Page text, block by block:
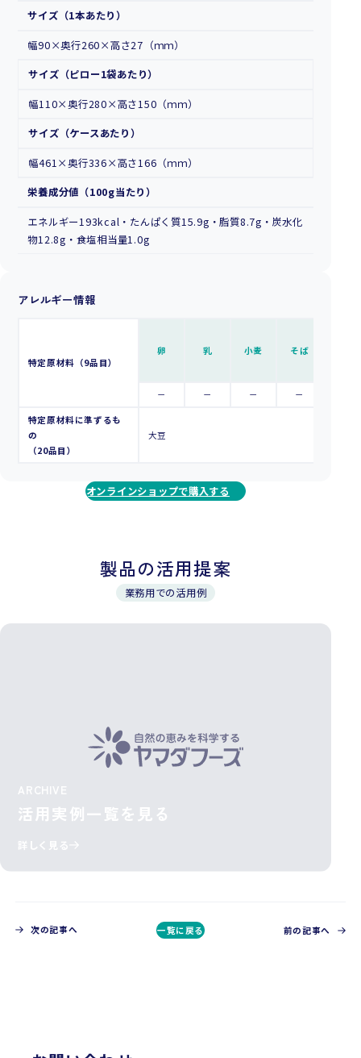
サイズ（1本あたり）
幅90×奥行260×高さ27（ｍｍ）
サイズ（ピロー1袋あたり）
幅110×奥行280×高さ150（ｍｍ）
サイズ（ケースあたり）
幅461×奥行336×高さ166（ｍｍ）
栄養成分値（100g当たり）
エネルギー193kcal・たんぱく質15.9g・脂質8.7g・炭水化
物12.8g・食塩相当量1.0g
アレルギー情報
特定原材料（9品目）
卵 乳 小麦 そば
－ － － －
特定原材料に準ずるも
の
（20品目）
大豆
オンラインショップで購入する
製品の活用提案
業務用での活用例
ARCHIVE
活用実例一覧を見る
詳しく見る
次の記事へ 一覧に戻る 前の記事へ